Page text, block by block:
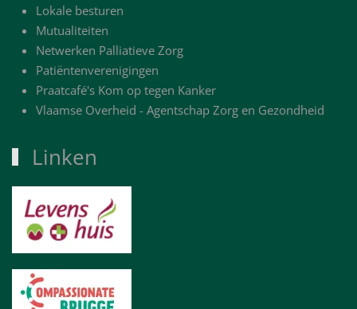
Lokale besturen
Mutualiteiten
Netwerken Palliatieve Zorg
Patiëntenverenigingen
Praatcafé's Kom op tegen Kanker
Vlaamse Overheid - Agentschap Zorg en Gezondheid
Linken